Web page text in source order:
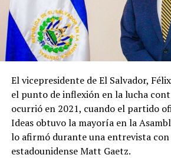
El vicepresidente de El Salvador,
el punto de inflexión en la lucha
ocurrió en 2021, cuando el partido
Ideas obtuvo la mayoría en la
lo afirmó durante una entrevista con
estadounidense Matt Gaetz.